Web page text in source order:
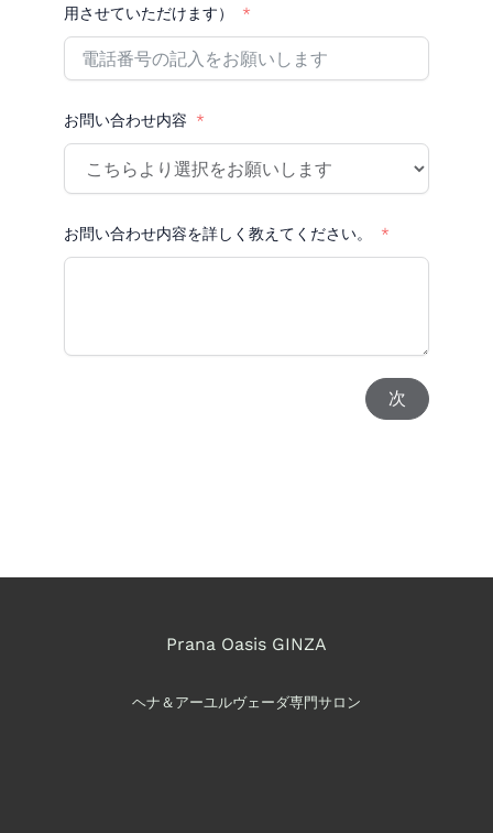
用させていただけます）
お問い合わせ内容
お問い合わせ内容を詳しく教えてください。
次
Prana Oasis GINZA
ヘナ＆アーユルヴェーダ専門サロン